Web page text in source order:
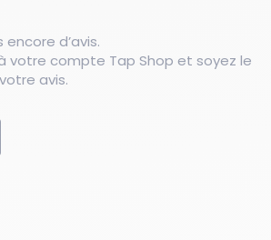
d’avis.
votre compte Tap Shop et soyez le
avis.